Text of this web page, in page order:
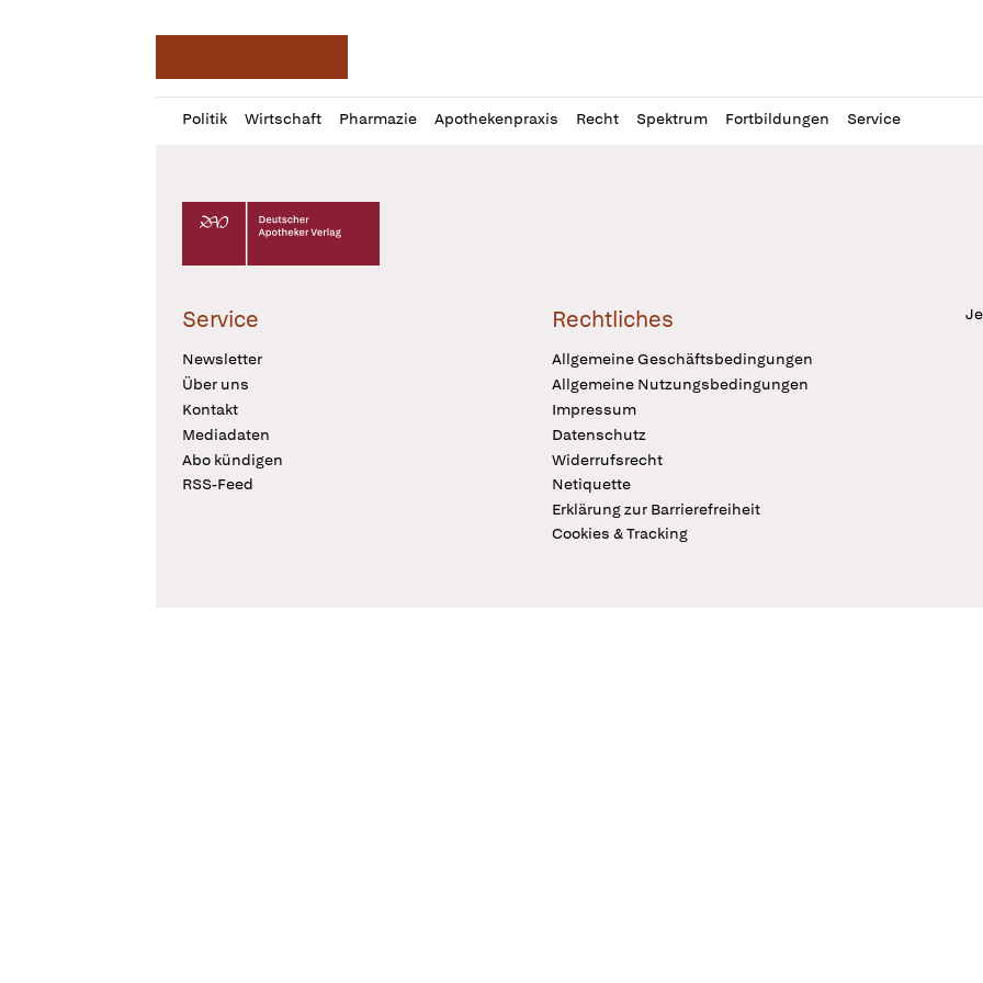
Politik Wirtschaft Pharmazie Apothekenpraxis Recht Spektrum Fortbildungen Service
Profil
öffnen
Daz
Pur
Deutscher Apotheker Verlag Logo
Service
Newsletter
Über uns
Kontakt
Mediadaten
Abo kündigen
RSS-Feed
Rechtliches
Allgemeine Geschäftsbedingungen
Allgemeine Nutzungsbedingungen
Impressum
Datenschutz
Widerrufsrecht
Netiquette
Erklärung zur Barrierefreiheit
Cookies & Tracking